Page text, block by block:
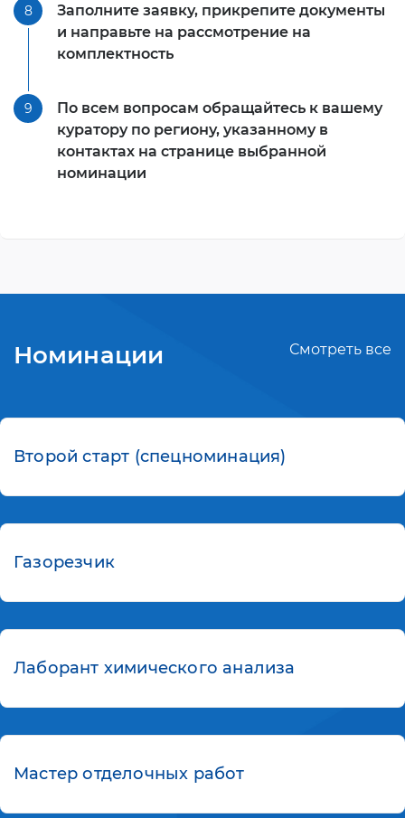
8
Заполните заявку, прикрепите документы
и направьте на рассмотрение на
комплектность
9
По всем вопросам обращайтесь к вашему
куратору по региону, указанному в
контактах на странице выбранной
номинации
Номинации Смотреть все
Второй старт (спецноминация)
Газорезчик
Лаборант химического анализа
Мастер отделочных работ